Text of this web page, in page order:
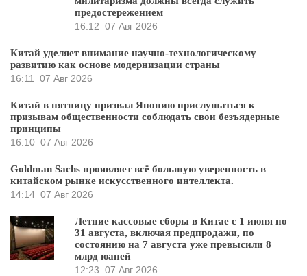
предостережением
16:12 07 Авг 2026
Китай уделяет внимание научно-технологическому
развитию как основе модернизации страны
16:11
07 Авг 2026
Китай в пятницу призвал Японию прислушаться к
призывам общественности соблюдать свои безъядерные
принципы
16:10 07 Авг 2026
Goldman Sachs проявляет всё большую уверенность в
китайском рынке искусственного интеллекта.
14:14 07 Авг 2026
Летние кассовые сборы в Китае с 1 июня по
31 августа, включая предпродажи, по
состоянию на 7 августа уже превысили 8
млрд юаней
12:23 07 Авг 2026